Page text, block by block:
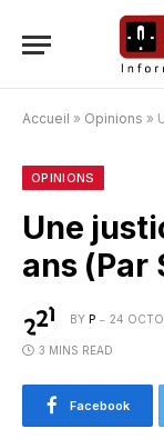
Accueil » Opinions »
OPINIONS
Une
ans (Par
BY P 24
3 MINS READ
Facebook